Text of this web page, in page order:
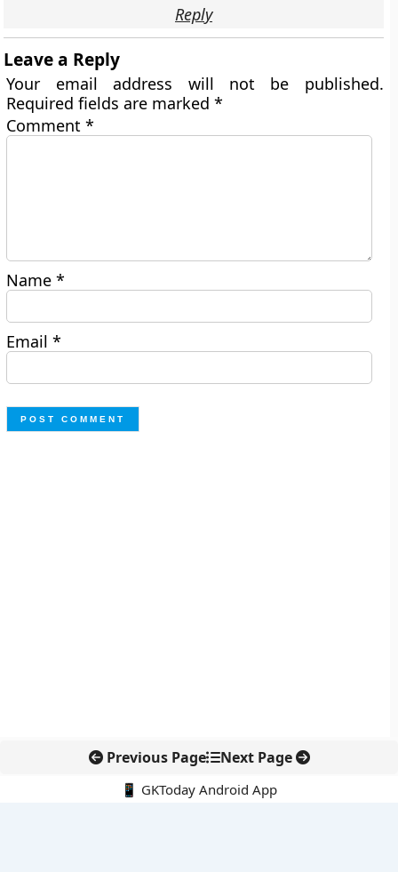
Reply
Leave a Reply
Your email address will not be published.
Required fields are marked*
Comment*
Name*
Email*
Previous Page Next Page
📱 GKToday Android App